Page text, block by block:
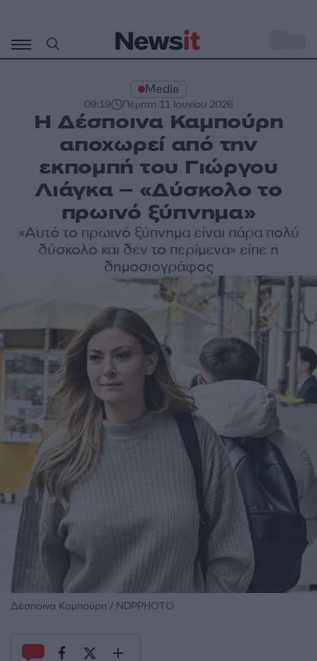
περιεχόμενο
Media
09:19 Πέμπτη 11 Ιουνίου 2026
Η Δέσποινα Καμπούρη
αποχωρεί από την
εκπομπή του Γιώργου
Λιάγκα – «Δύσκολο το
πρωινό ξύπνημα»
«Αυτό το πρωινό ξύπνημα είναι πάρα πολύ
δύσκολο και δεν το περίμενα» είπε η
δημοσιογράφος
Δέσποινα Καμπούρη / NDPPHOTO